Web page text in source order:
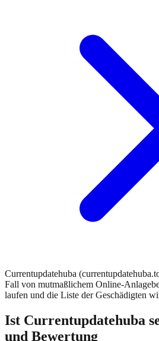
Currentupdatehuba
Fall von mutmaßlichem Online-
laufen und die Liste der Geschädigten
Ist Currentupdatehuba
und Bewertung